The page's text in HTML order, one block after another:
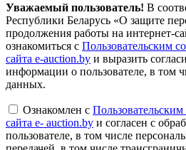
Уважаемый пользователь! В
Республики Беларусь «О защите
продолжения работы на интернет-
ознакомиться с Пользовательским
сайта e-auction.by и выразить
информации о пользователе, в том
данных.
Ознакомлен с
сайта e- auction.by и согласен с
пользователе, в том числе